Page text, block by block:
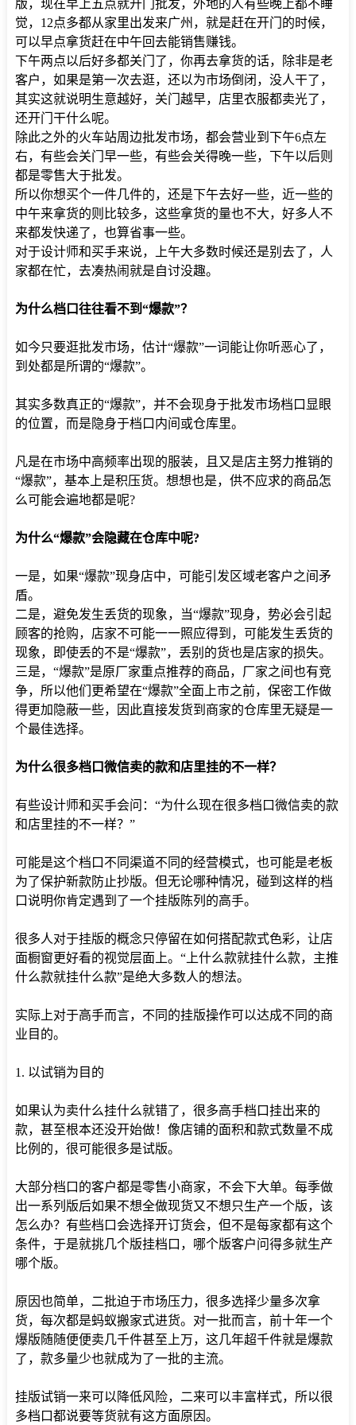
版，现在早上五点就开门批发，外地的人有些晚上都不睡
觉，12点多都从家里出发来广州，就是赶在开门的时候，
可以早点拿货赶在中午回去能销售赚钱。
下午两点以后好多都关门了，你再去拿货的话，除非是老
客户，如果是第一次去逛，还以为市场倒闭，没人干了，
其实这就说明生意越好，关门越早，店里衣服都卖光了，
还开门干什么呢。
除此之外的火车站周边批发市场，都会营业到下午6点左
右，有些会关门早一些，有些会关得晚一些，下午以后则
都是零售大于批发。
所以你想买个一件几件的，还是下午去好一些，近一些的
中午来拿货的则比较多，这些拿货的量也不大，好多人不
来都发快递了，也算省事一些。
对于设计师和买手来说，上午大多数时候还是别去了，人
家都在忙，去凑热闹就是自讨没趣。
为什么档口往往看不到“爆款”？
如今只要逛批发市场，估计“爆款”一词能让你听恶心了，
到处都是所谓的“爆款”。
其实多数真正的“爆款”，并不会现身于批发市场档口显眼
的位置，而是隐身于档口内间或仓库里。
凡是在市场中高频率出现的服装，且又是店主努力推销的
“爆款”，基本上是积压货。想想也是，供不应求的商品怎
么可能会遍地都是呢?
为什么“爆款”会隐藏在仓库中呢?
一是，如果“爆款”现身店中，可能引发区域老客户之间矛
盾。
二是，避免发生丢货的现象，当“爆款”现身，势必会引起
顾客的抢购，店家不可能一一照应得到，可能发生丢货的
现象，即使丢的不是“爆款”，丢别的货也是店家的损失。
三是，“爆款”是原厂家重点推荐的商品，厂家之间也有竞
争，所以他们更希望在“爆款”全面上市之前，保密工作做
得更加隐蔽一些，因此直接发货到商家的仓库里无疑是一
个最佳选择。
为什么很多档口微信卖的款和店里挂的不一样？
有些设计师和买手会问：“为什么现在很多档口微信卖的款
和店里挂的不一样？”
可能是这个档口不同渠道不同的经营模式，也可能是老板
为了保护新款防止抄版。但无论哪种情况，碰到这样的档
口说明你肯定遇到了一个挂版陈列的高手。
很多人对于挂版的概念只停留在如何搭配款式色彩，让店
面橱窗更好看的视觉层面上。“上什么款就挂什么款，主推
什么款就挂什么款”是绝大多数人的想法。
实际上对于高手而言，不同的挂版操作可以达成不同的商
业目的。
1. 以试销为目的
如果认为卖什么挂什么就错了，很多高手档口挂出来的
款，甚至根本还没开始做！像店铺的面积和款式数量不成
比例的，很可能很多是试版。
大部分档口的客户都是零售小商家，不会下大单。每季做
出一系列版后如果不想全做现货又不想只生产一个版，该
怎么办？有些档口会选择开订货会，但不是每家都有这个
条件，于是就挑几个版挂档口，哪个版客户问得多就生产
哪个版。
原因也简单，二批迫于市场压力，很多选择少量多次拿
货，每次都是蚂蚁搬家式进货。对一批而言，前十年一个
爆版随随便便卖几千件甚至上万，这几年超千件就是爆款
了，款多量少也就成为了一批的主流。
挂版试销一来可以降低风险，二来可以丰富样式，所以很
多档口都说要等货就有这方面原因。